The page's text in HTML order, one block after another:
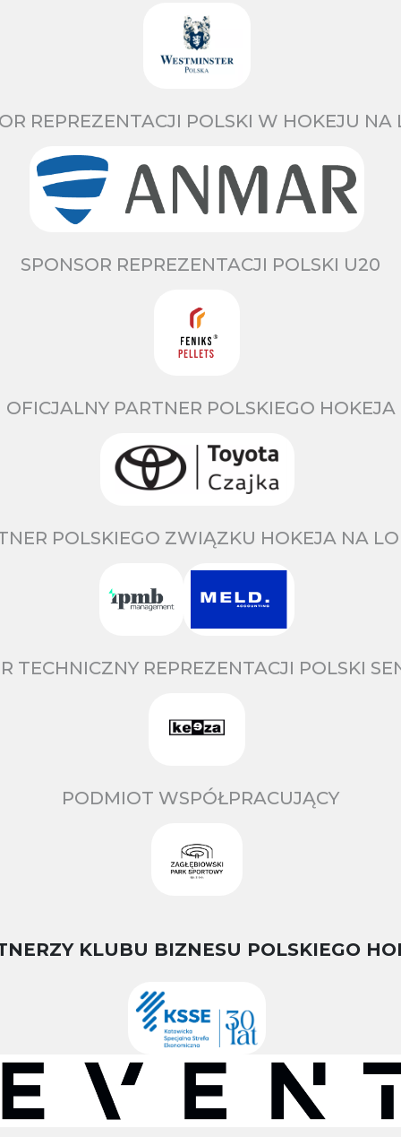
REPREZENTACJI POLSKI W HOKEJU NA
SPONSOR REPREZENTACJI POLSKI U20
OFICJALNY PARTNER POLSKIEGO HOKEJA
POLSKIEGO ZWIĄZKU HOKEJA NA
TECHNICZNY REPREZENTACJI POLSKI
PODMIOT WSPÓŁPRACUJĄCY
KLUBU BIZNESU POLSKIEGO